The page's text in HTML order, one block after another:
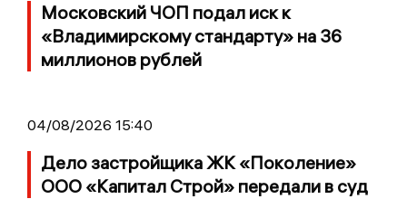
Московский ЧОП подал иск к
«Владимирскому стандарту» на 36
миллионов рублей
04/08/2026 15:40
Дело застройщика ЖК «Поколение»
ООО «Капитал Строй» передали в суд